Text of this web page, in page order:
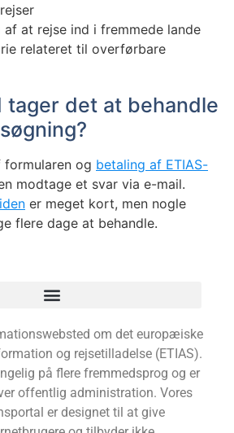
af at rejse ind i fremmede lande
relateret til overførbare
tager det at behandle
formularen og betaling af ETIAS-
modtage et svar via e-mail.
er meget kort, men nogle
flere dage at behandle.
om det europæiske
og rejsetilladelse (ETIAS).
på flere fremmedsprog og er
offentlig administration. Vores
er designet til at give